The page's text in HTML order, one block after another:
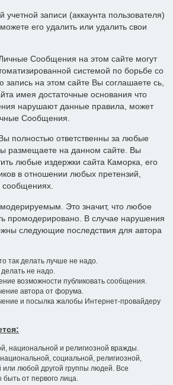
записи (аккаунта пользователя)
его удалить или удалить свои
Сообщения на этом сайте могут
системой по борьбе со
на этом сайте Вы соглашаете сь,
имея достаточные основания что
нарушают данные правила, может
Сообщения.
полностью ответственны за любые
размещаете на данном сайте. Вы
любые издержки сайта Каморка, его
в отношении любых претензий,
Это значит, что любое
промодерировано. В случае нарушения
следующие последствия для автора
так делать лучше не надо.
не надо.
возможности публиковать сообщения.
автора от форума.
и посылка жалобы Интернет-провайдеру
национальной и религиозной вражды.
социальной, религиозной,
любой другой группы людей. Все
от первого лица.